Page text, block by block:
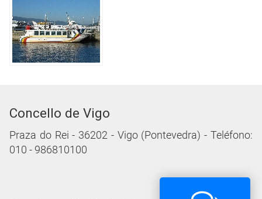
Concello de Vigo
Praza do Rei - 36202 - Vigo (Pontevedra) - Teléfono:
010 - 986810100